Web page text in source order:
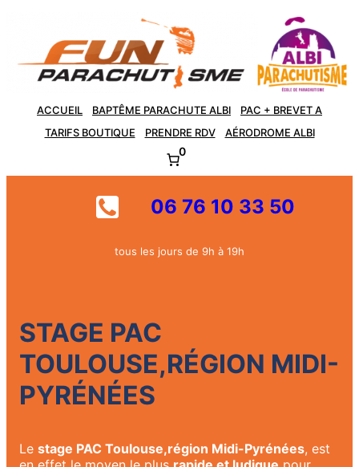
contenu
ACCUEIL BAPTÊME PARACHUTE ALBI
PAC + BREVET A
TARIFS BOUTIQUE
PRENDRE RDV AÉRODROME ALBI
0
06 76 10 33 50
tous les jours de 9h à 19h
STAGE PAC
TOULOUSE,RÉGION MIDI-
PYRÉNÉES
Le stage PAC Toulouse,région Midi-Pyrénées, est